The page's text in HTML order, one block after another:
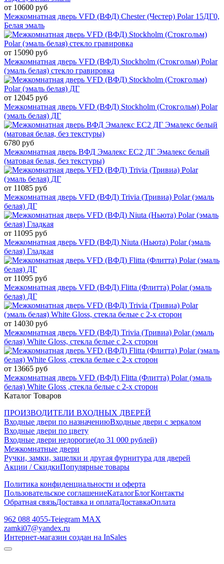
от 10600 руб
Межкомнатная дверь VFD (ВФД) Chester (Честер) Polar 15ДГ0,
Белая эмаль
от 15090 руб
Межкомнатная дверь VFD (ВФД) Stockholm (Стокгольм) Polar
(эмаль белая) стекло гравировка
от 12045 руб
Межкомнатная дверь VFD (ВФД) Stockholm (Стокгольм) Polar
(эмаль белая) ДГ
6780 руб
Межкомнатная дверь ВФД Эмалекс EC2 ДГ Эмалекс белый
(матовая белая, без текстуры)
от 11085 руб
Межкомнатная дверь VFD (ВФД) Trivia (Тривиа) Polar (эмаль
белая) ДГ
от 11095 руб
Межкомнатная дверь VFD (ВФД) Niuta (Ньюта) Polar (эмаль
белая) Гладкая
от 11095 руб
Межкомнатная дверь VFD (ВФД) Flitta (Флитта) Polar (эмаль
белая) ДГ
от 14030 руб
Межкомнатная дверь VFD (ВФД) Trivia (Тривиа) Polar (эмаль
белая) White Gloss, стекла белые с 2-х сторон
от 13665 руб
Межкомнатная дверь VFD (ВФД) Flitta (Флитта) Polar (эмаль
белая) White Gloss ,стекла белые с 2-х сторон
Каталог Товаров
ПРОИЗВОДИТЕЛИ ВХОДНЫХ ДВЕРЕЙ
Входные двери по назначениюВходные двери с зеркалом
Входные двери по цвету
Входные двери недорогие(до 31 000 рублей)
Межкомнатные двери
Ручки, замки, защелки и другая фурнитура для дверей
Акции / СкидкиПопулярные товары
Политика конфиденциальности и оферта
Пользовательское соглашениеКаталогБлогКонтакты
Обратная связьДоставка и оплатаДоставкаОплата
962 088 4055-Teiegram МАХ
zamki07@yandex.ru
Интернет-магазин создан на InSales